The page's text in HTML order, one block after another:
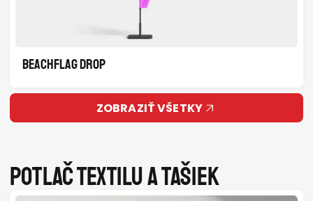
BEACHFLAG DROP
ZOBRAZIŤ VŠETKY
Potlač textilu a tašiek